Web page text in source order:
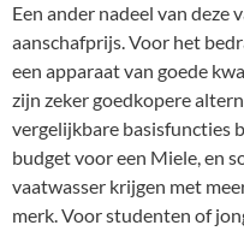
Een ander nadeel van deze
aanschafprijs. Voor het
een apparaat van goede
zijn zeker goedkopere
vergelijkbare basisfuncties
budget voor een Miele, en
vaatwasser krijgen met
merk. Voor studenten of